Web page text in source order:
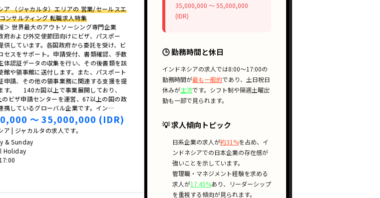
35,000,000 〜 55,000,000
(IDR)
🕒 勤務時間と休日
インドネシアの求人では8:00〜17:00の
勤務時間が最も一般的であり、 土日祝日
休みが主流です。 シフト制や隔週土曜出
勤も一部で見られます。
💡 求人傾向トピック
日系企業の求人が約31%を占め、 イ
ンドネシアでの日本企業の存在感が
強いことを示しています。
管理職・マネジメント経験を求める
求人が17.45%あり、
リーダーシップ
を重視する傾向が見られます。
ア （ジャカルタ）エリアの 営業/セールスエ
ンサルティング 転職求人特集
＞ 世界最大のアウトソーシング専門企業
府および外交使節団向けにビザ、パスポー
供しています。各国政府から委託を受け、ビ
セスをサポート。申請受付、書類確認、手数
体認証データの収集を行い、その後書類を該
館や領事館に送付します。また、パスポート
申請、その他の領事業務に関連する支援を提
す。 140カ国以上で事業展開しており、
ビザ申請センターを運営、67以上の国の政
携しているグローバル企業です。イン…
〜 35,000,000 (IDR)
ア | ジャカルタの求人です。
& Sunday
Holiday